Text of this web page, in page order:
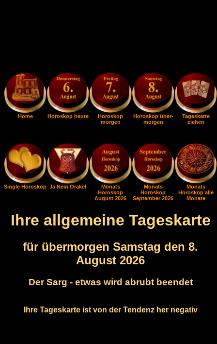
Home Horoskop heute
Horoskop
morgen
Horoskop über-
morgen
Tageskarte
ziehen
Single Horoskop Ja Nein Orakel
Monats
Horoskop
August 2026
Monats
Horoskop
September 2026
Monats
Horoskop alle
Monate
Ihre allgemeine Tageskarte
für übermorgen Samstag den 8.
August 2026
Der Sarg - etwas wird abrubt beendet
Ihre Tageskarte ist von der Tendenz her negativ